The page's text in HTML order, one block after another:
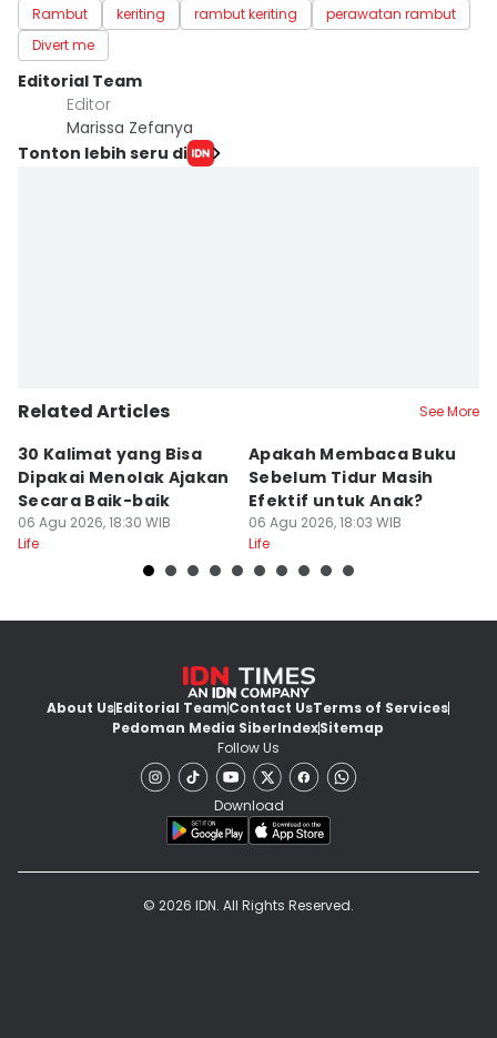
Rambut keriting rambut keriting
perawatan rambut
Divert me
Editorial Team
Editor
Marissa Zefanya
Tonton lebih seru di
Related Articles See More
30 Kalimat yang Bisa
Dipakai Menolak Ajakan
Secara Baik-baik
06 Agu 2026, 18:30 WIB
Life
Apakah Membaca Buku
Sebelum Tidur Masih
Efektif untuk Anak?
06 Agu 2026, 18:03 WIB
Life
About UsEditorial TeamContact UsTerms of Services
Pedoman Media SiberIndexSitemap
Follow Us
Download
© 2026 IDN. All Rights Reserved.